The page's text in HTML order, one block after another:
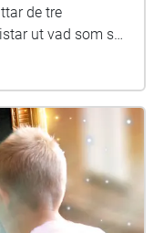
de tre
ut vad som ska
kommer
men det lönar
kan du
Jokela. De
Siri: Rebecka